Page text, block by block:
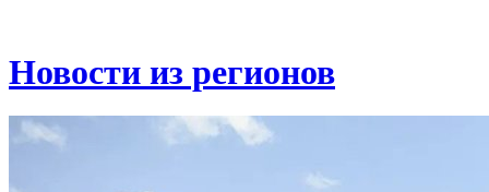
Новости из регионов